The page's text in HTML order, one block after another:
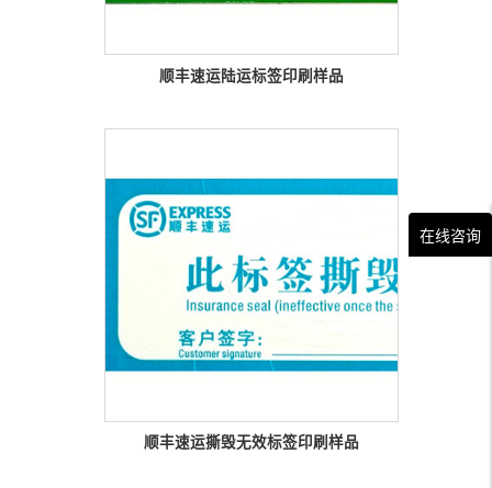
在线咨询
顺丰速运陆运标签印刷样品
顺丰速运撕毁无效标签印刷样品